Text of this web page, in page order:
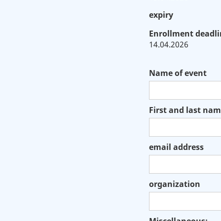
expiry
Enrollment
14.04.2026
Name of event
First and last
email address
organization